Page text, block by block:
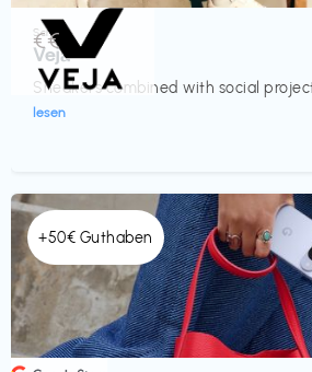
Schuhe
Veja
Sneakers combined with social
lesen
€€‎
+50€ Guthaben